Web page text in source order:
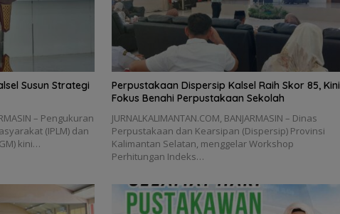
Susun Strategi
– Pengukuran
(IPLM) dan
kini…
Perpustakaan Dispersip Kalsel Raih Skor 85, Kini
Fokus Benahi Perpustakaan Sekolah
JURNALKALIMANTAN.COM, BANJARMASIN – Dinas
Perpustakaan dan Kearsipan (Dispersip) Provinsi
Kalimantan Selatan, menggelar Workshop
Perhitungan Indeks…